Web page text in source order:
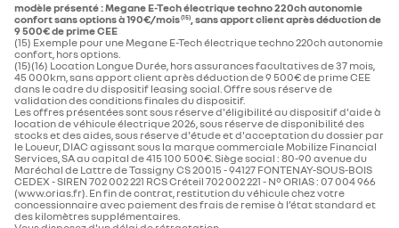
modèle présenté : Megane E-Tech électrique techno 220ch autonomie
confort​​ sans options à 190€/mois(15), sans apport client après déduction de
9 500€ de prime CEE
(15) Exemple pour une Megane E-Tech électrique techno 220ch autonomie
confort​​​, hors options.
(15)(16) Location Longue Durée, hors assurances facultatives de 37 mois,
45 000km, sans apport client après déduction de 9 500€ de prime CEE
dans le cadre du dispositif leasing social. Offre sous réserve de
validation des conditions finales du dispositif.
Les offres présentées sont sous réserve d'éligibilité au dispositif d'aide à
location de véhicule électrique 2026, sous réserve de disponibilité des
stocks et des aides, sous réserve d'étude et d'acceptation du dossier par
le Loueur, DIAC agissant sous la marque commerciale Mobilize Financial
Services, SA au capital de 415 100 500€. Siège social : 80-90 avenue du
Maréchal de Lattre de Tassigny CS 20015 - 94127 FONTENAY-SOUS-BOIS
CEDEX - SIREN 702 002 221 RCS Créteil 702 002 221 - N° ORIAS : 07 004 966
(www.orias.fr). En fin de contrat, restitution du véhicule chez votre
concessionnaire avec paiement des frais de remise à l’état standard et
des kilomètres supplémentaires.